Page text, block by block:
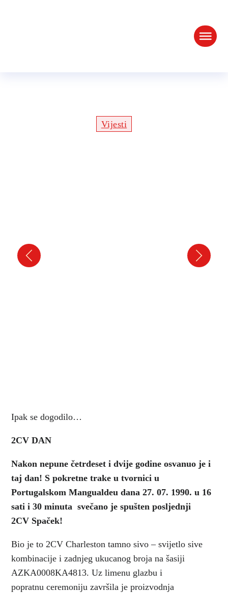
Vijesti
Ipak se dogodilo…
2CV DAN
Nakon nepune četrdeset i dvije godine osvanuo je i
taj dan! S pokretne trake u tvornici u
Portugalskom Mangualdeu dana 27. 07. 1990. u 16
sati i 30 minuta svečano je spušten posljednji
2CV Spaček!
Bio je to 2CV Charleston tamno sivo – svijetlo sive
kombinacije i zadnjeg ukucanog broja na šasiji
AZKA0008KA4813. Uz limenu glazbu i
popratnu ceremoniju završila je proizvodnja